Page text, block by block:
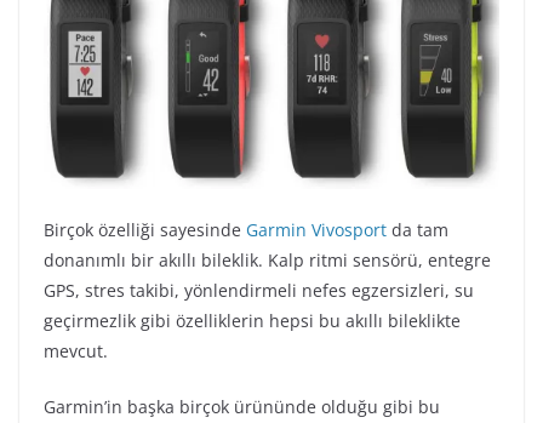
Birçok özelliği sayesinde Garmin Vivosport da tam
donanımlı bir akıllı bileklik. Kalp ritmi sensörü, entegre
GPS, stres takibi, yönlendirmeli nefes egzersizleri, su
geçirmezlik gibi özelliklerin hepsi bu akıllı bileklikte
mevcut.
Garmin’in başka birçok ürününde olduğu gibi bu